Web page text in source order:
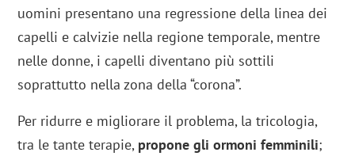
uomini presentano una regressione della linea dei
capelli e calvizie nella regione temporale, mentre
nelle donne, i capelli diventano più sottili
soprattutto nella zona della “corona”.
Per ridurre e migliorare il problema, la tricologia,
tra le tante terapie, propone gli ormoni femminili;